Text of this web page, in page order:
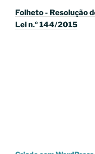
Folheto - Resolução
Lei n.º 144/2015